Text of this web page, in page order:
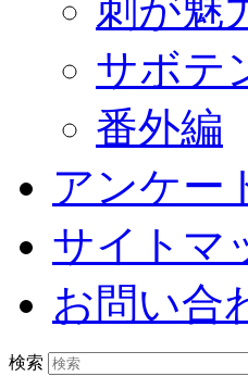
刺が魅
サボテ
番外編
アンケー
サイトマ
お問い合
検索